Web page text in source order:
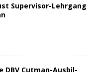
Super­vi­sor-Lehr­gang
DBV Cut­man-Aus­bil­